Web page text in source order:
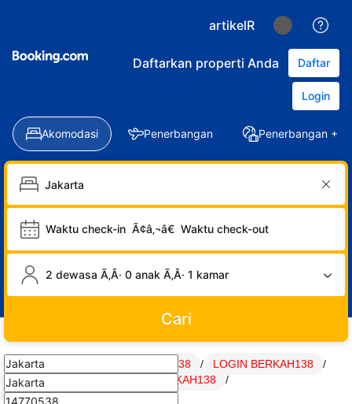
artikelR
Daftarkan properti Anda Daftar
Login
Akomodasi Penerbangan Penerbangan +
Waktu check-in Ã¢â‚¬â€ Waktu check-out
2 dewasa Ã‚Â· 0 anak Ã‚Â· 1 kamar
Cari
BERKAH138 Daftar BERKAH138 / LOGIN BERKAH138
/
Link BERKAH138
SITUS BERKAH138
/
artikel Hoki BERKAH138
/